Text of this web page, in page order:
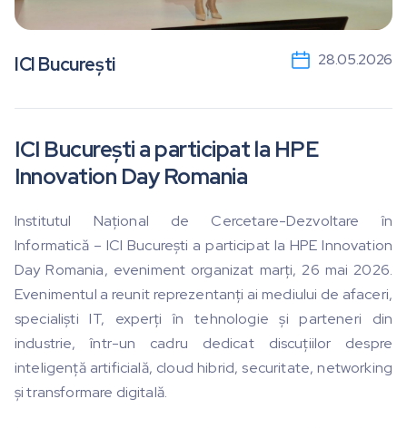
ICI București 28.05.2026
ICI București a participat la HPE
Innovation Day Romania
Institutul Național de Cercetare-Dezvoltare în
Informatică – ICI București a participat la HPE Innovation
Day Romania, eveniment organizat marți, 26 mai 2026.
Evenimentul a reunit reprezentanți ai mediului de afaceri,
specialiști IT, experți în tehnologie și parteneri din
industrie, într-un cadru dedicat discuțiilor despre
inteligență artificială, cloud hibrid, securitate, networking
și transformare digitală.